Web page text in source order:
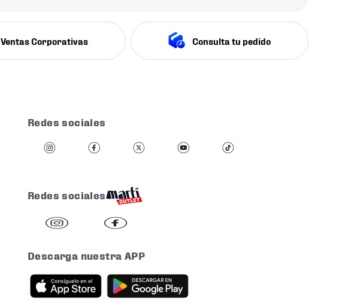
Ventas Corporativas Consulta tu pedido
Redes sociales
Redes sociales
Descarga nuestra APP